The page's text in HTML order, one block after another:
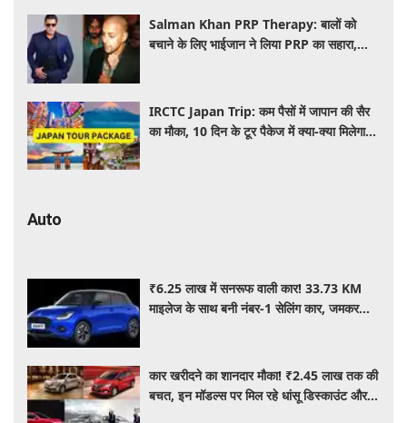
Salman Khan PRP Therapy: बालों को
बचाने के लिए भाईजान ने लिया PRP का सहारा,
IRCTC Japan Trip: कम पैसों में जापान की सैर
का मौका, 10 दिन के टूर पैकेज में क्या-क्या मिलेगा?
Auto
₹6.25 लाख में सनरूफ वाली कार! 33.73 KM
माइलेज के साथ बनी नंबर-1 सेलिंग कार, जमकर
कार खरीदने का शानदार मौका! ₹2.45 लाख तक की
बचत, इन मॉडल्स पर मिल रहे धांसू डिस्काउंट और